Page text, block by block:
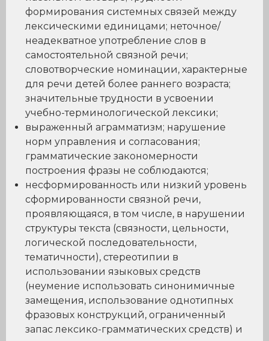
формирования системных связей между
лексическими единицами; неточное/
неадекватное употребление слов в
самостоятельной связной речи;
словотворческие номинации, характерные
для речи детей более раннего возраста;
значительные трудности в усвоении
учебно-терминологической лексики;
выраженный аграмматизм; нарушение
норм управления и согласования;
грамматические закономерности
построения фразы не соблюдаются;
несформированность или низкий уровень
сформированности связной речи,
проявляющаяся, в том числе, в нарушении
структуры текста (связности, цельности,
логической последовательности,
тематичности), стереотипии в
использовании языковых средств
(неумение использовать синонимичные
замещения, использование однотипных
фразовых конструкций, ограниченный
запас лексико-грамматических средств) и